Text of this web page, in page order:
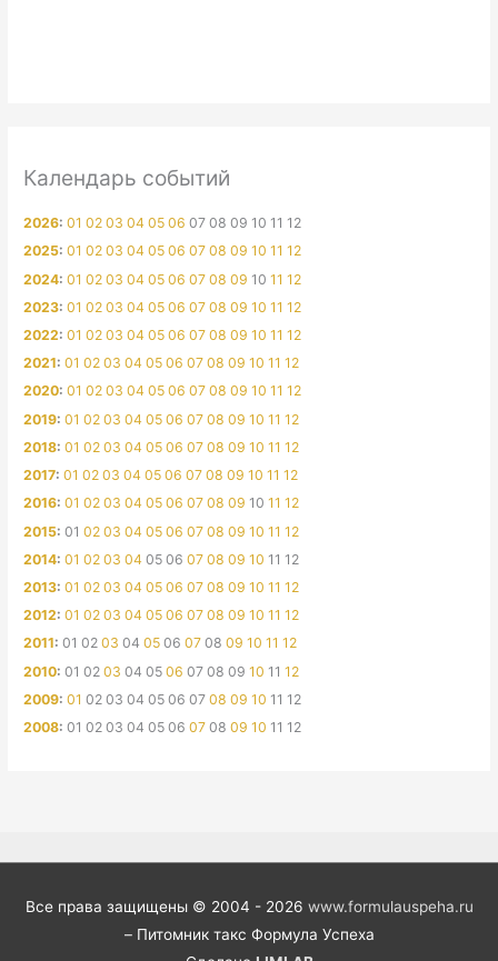
Календарь событий
2026:01 02 03 04 05 06 07 08 09 10 11 12
2025:01 02 03 04 05 06 07 08 09 10 11 12
2024:01 02 03 04 05 06 07 08 09 10 11 12
2023:01 02 03 04 05 06 07 08 09 10 11 12
2022:01 02 03 04 05 06 07 08 09 10 11 12
2021:01 02 03 04 05 06 07 08 09 10 11 12
2020:01 02 03 04 05 06 07 08 09 10 11 12
2019:01 02 03 04 05 06 07 08 09 10 11 12
2018:01 02 03 04 05 06 07 08 09 10 11 12
2017:01 02 03 04 05 06 07 08 09 10 11 12
2016:01 02 03 04 05 06 07 08 09 10 11 12
2015:01 02 03 04 05 06 07 08 09 10 11 12
2014:01 02 03 04 05 06 07 08 09 10 11 12
2013:01 02 03 04 05 06 07 08 09 10 11 12
2012:01 02 03 04 05 06 07 08 09 10 11 12
2011:01 02 03 04 05 06 07 08 09 10 11 12
2010:01 02 03 04 05 06 07 08 09 10 11 12
2009:01 02 03 04 05 06 07 08 09 10 11 12
2008:01 02 03 04 05 06 07 08 09 10 11 12
Все права защищены © 2004 - 2026 www.formulauspeha.ru
– Питомник такс Формула Успеха